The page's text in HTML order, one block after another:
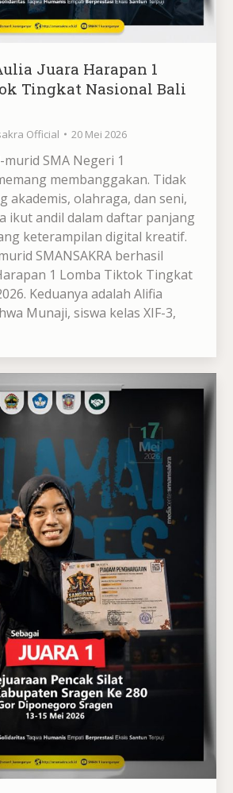
Juara Harapan 1
Tingkat Nasional Bali
Official 20 Mei 2026
SMA Negeri 1
membanggakan. Tidak
akademis, olahraga, dan seni,
ikut andil dalam daftar panjang
keterampilan digital kreatif.
SMANSAKRA berhasil
1 Lomba Tiktok Tingkat
Keduanya adalah Alifia
Munaji, siswa kelas XIF-3,